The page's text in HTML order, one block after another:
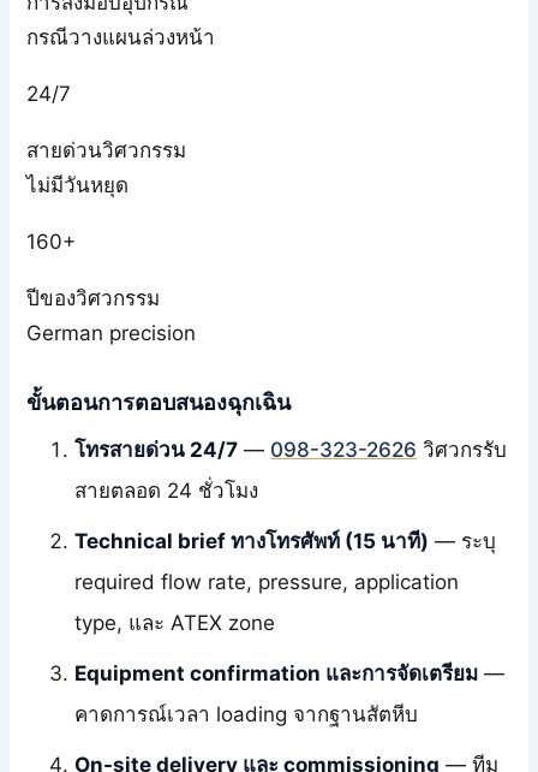
กรณีวางแผนล่วงหน้า
24/7
สายด่วนวิศวกรรม
ไม่มีวันหยุด
160+
ปีของวิศวกรรม
German precision
ขั้นตอนการตอบสนองฉุกเฉิน
โทรสายด่วน 24/7 — 098-323-2626 วิศวกรรับ
สายตลอด 24 ชั่วโมง
Technical brief ทางโทรศัพท์ (15 นาที) — ระบุ
required flow rate, pressure, application
type, และ ATEX zone
Equipment confirmation และการจัดเตรียม —
คาดการณ์เวลา loading จากฐานสัตหีบ
On-site delivery และ commissioning — ทีม